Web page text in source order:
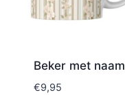
Beker met naam
€9,95